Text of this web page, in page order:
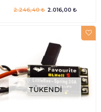
2.016,00 ₺
2.246,40 ₺
TÜKENDI